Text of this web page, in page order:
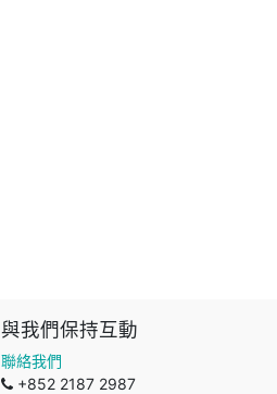
與我們保持互動
聯絡我們
+852 2187 2987